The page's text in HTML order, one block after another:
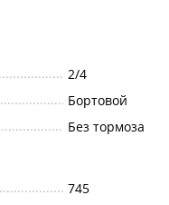
2/4
Бортовой
Без тормоза
745